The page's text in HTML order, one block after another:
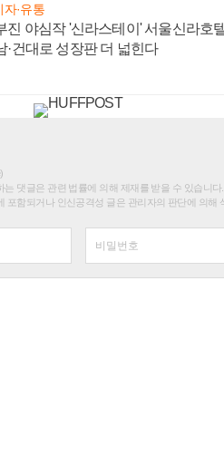
자·유통
진 야심작 '신라스테이' 서울신라호
·건대로 성장판 더 넓힌다
댓글은 관련 법률에 의해 제재를 받을 수 있습니다.
함되거나 인신공격성 글은 관리자의 판단에 의해